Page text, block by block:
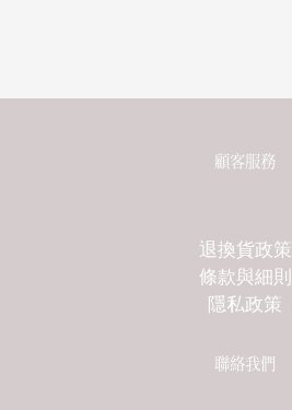
顧客服務
退換貨政策
條款與細則
隱私政策
聯絡我們